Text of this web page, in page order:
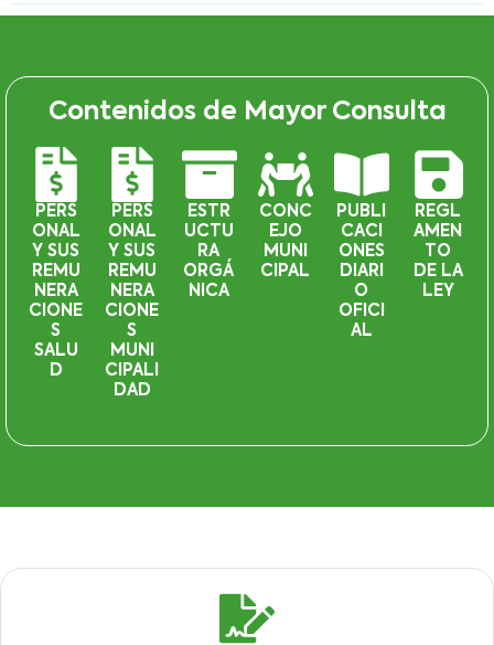
Contenidos de Mayor Consulta
PERS
ONAL
Y SUS
REMU
NERA
CIONE
S
SALU
D
PERS
ONAL
Y SUS
REMU
NERA
CIONE
S
MUNI
CIPALI
DAD
ESTR
UCTU
RA
ORGÁ
NICA
CONC
EJO
MUNI
CIPAL
PUBLI
CACI
ONES
DIARI
O
OFICI
AL
REGL
AMEN
TO
DE LA
LEY